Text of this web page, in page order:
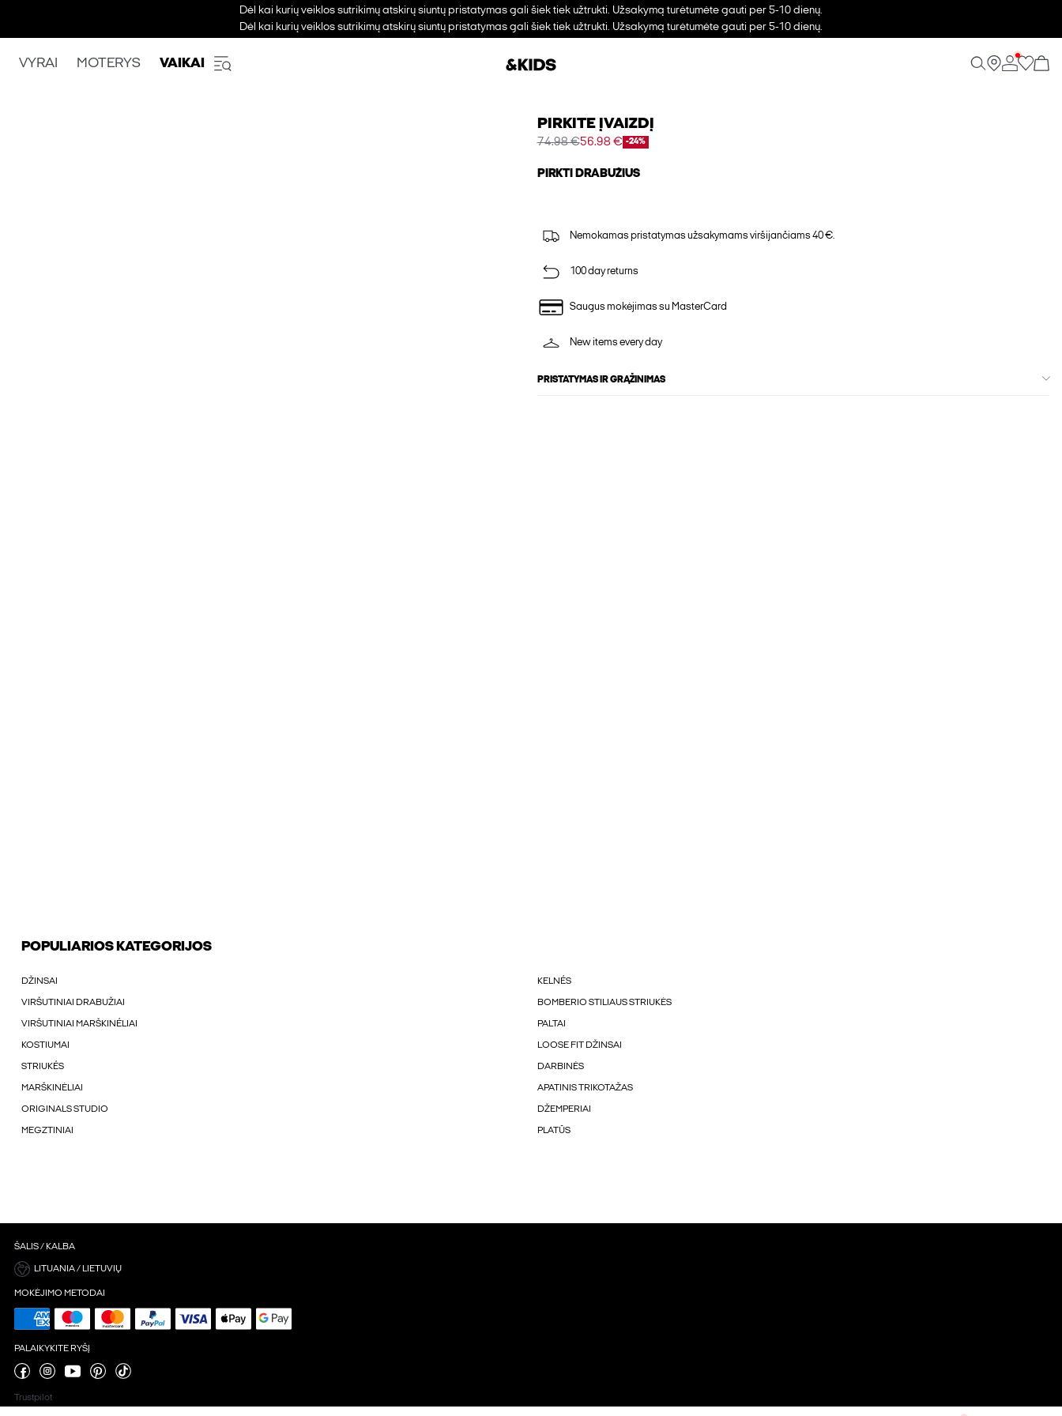
Dėl kai kurių veiklos sutrikimų atskirų siuntų pristatymas gali šiek tiek užtrukti. Užsakymą turėtumėte gauti per 5-10 dienų.
Dėl kai kurių veiklos sutrikimų atskirų siuntų pristatymas gali šiek tiek užtrukti. Užsakymą turėtumėte gauti per 5-10 dienų.
VYRAI MOTERYS VAIKAI
PIRKITE ĮVAIZDĮ
74.98 €56.98 € -24%
PIRKTI DRABUŽIUS
Nemokamas pristatymas užsakymams viršijančiams 40 €.
100 day returns
Saugus mokėjimas su MasterCard
New items every day
PRISTATYMAS IR GRĄŽINIMAS
POPULIARIOS KATEGORIJOS
DŽINSAI KELNÉS
VIRŠUTINIAI DRABUŽIAI BOMBERIO STILIAUS STRIUKĖS
VIRŠUTINIAI MARŠKINÉLIAI PALTAI
KOSTIUMAI LOOSE FIT DŽINSAI
STRIUKÉS DARBINĖS
MARŠKINĖLIAI APATINIS TRIKOTAŽAS
ORIGINALS STUDIO DŽEMPERIAI
MEGZTINIAI PLATŪS
ŠALIS / KALBA
LITUANIA / LIETUVIŲ
MOKĖJIMO METODAI
PALAIKYKITE RYŠĮ
Trustpilot